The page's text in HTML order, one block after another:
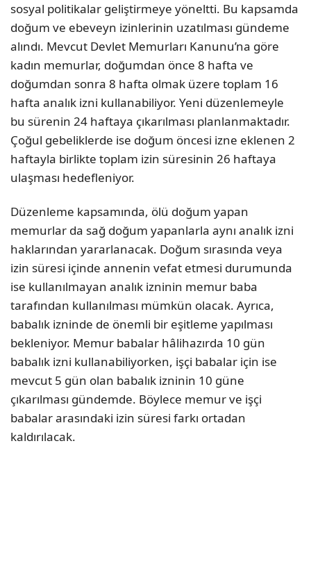
sosyal politikalar geliştirmeye yöneltti. Bu kapsamda
doğum ve ebeveyn izinlerinin uzatılması gündeme
alındı. Mevcut Devlet Memurları Kanunu’na göre
kadın memurlar, doğumdan önce 8 hafta ve
doğumdan sonra 8 hafta olmak üzere toplam 16
hafta analık izni kullanabiliyor. Yeni düzenlemeyle
bu sürenin 24 haftaya çıkarılması planlanmaktadır.
Çoğul gebeliklerde ise doğum öncesi izne eklenen 2
haftayla birlikte toplam izin süresinin 26 haftaya
ulaşması hedefleniyor.
Düzenleme kapsamında, ölü doğum yapan
memurlar da sağ doğum yapanlarla aynı analık izni
haklarından yararlanacak. Doğum sırasında veya
izin süresi içinde annenin vefat etmesi durumunda
ise kullanılmayan analık izninin memur baba
tarafından kullanılması mümkün olacak. Ayrıca,
babalık izninde de önemli bir eşitleme yapılması
bekleniyor. Memur babalar hâlihazırda 10 gün
babalık izni kullanabiliyorken, işçi babalar için ise
mevcut 5 gün olan babalık izninin 10 güne
çıkarılması gündemde. Böylece memur ve işçi
babalar arasındaki izin süresi farkı ortadan
kaldırılacak.